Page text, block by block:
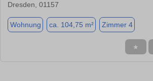
Dresden, 01157
Wohnung ca. 104,75 m² Zimmer 4
★